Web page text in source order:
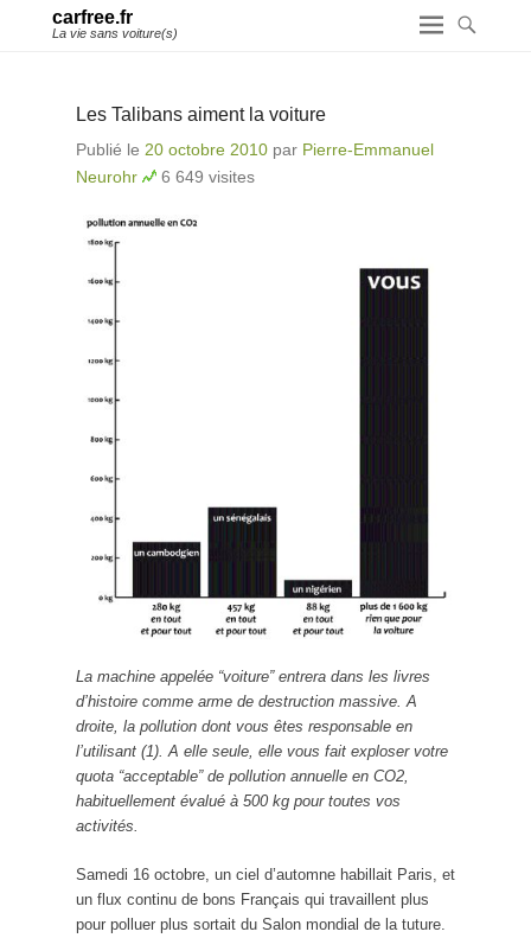
carfree.fr
La vie sans voiture(s)
Les Talibans aiment la voiture
Publié le 20 octobre 2010 par Pierre-Emmanuel
Neurohr
6 649 visites
La machine appelée “voiture” entrera dans les livres
d’histoire comme arme de destruction massive. A
droite, la pollution dont vous êtes responsable en
l’utilisant (1). A elle seule, elle vous fait exploser votre
quota “acceptable” de pollution annuelle en CO2,
habituellement évalué à 500 kg pour toutes vos
activités.
Samedi 16 octobre, un ciel d’automne habillait Paris, et
un flux continu de bons Français qui travaillent plus
pour polluer plus sortait du Salon mondial de la tuture.